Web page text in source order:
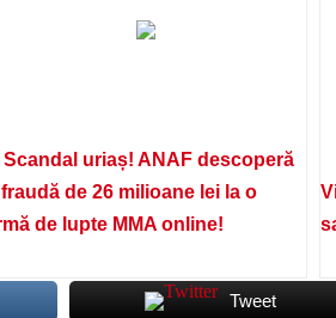
Scandal uriaș! ANAF descoperă
de 26 milioane lei la o
de lupte MMA online!
Tweet